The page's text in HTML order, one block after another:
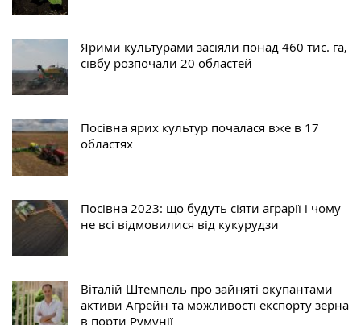
Ярими культурами засіяли понад 460 тис. га,
сівбу розпочали 20 областей
Посівна ярих культур почалася вже в 17
областях
Посівна 2023: що будуть сіяти аграрії і чому
не всі відмовилися від кукурудзи
Віталій Штемпель про зайняті окупантами
активи Агрейн та можливості експорту зерна
в порти Румунії